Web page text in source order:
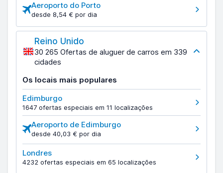
Aeroporto do Porto
desde 8,54 € por dia
Reino Unido
30 265 Ofertas de aluguer de carros em 339
cidades
Os locais mais populares
Edimburgo
1647 ofertas especiais em 11 localizações
Aeroporto de Edimburgo
desde 40,03 € por dia
Londres
4232 ofertas especiais em 65 localizações